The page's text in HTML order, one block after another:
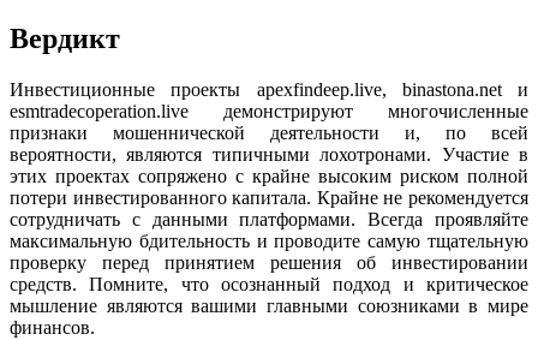
Вердикт
Инвестиционные проекты apexfindeep.live, binastona.net и
esmtradecoperation.live демонстрируют многочисленные
признаки мошеннической деятельности и, по всей
вероятности, являются типичными лохотронами. Участие в
этих проектах сопряжено с крайне высоким риском полной
потери инвестированного капитала. Крайне не рекомендуется
сотрудничать с данными платформами. Всегда проявляйте
максимальную бдительность и проводите самую тщательную
проверку перед принятием решения об инвестировании
средств. Помните, что осознанный подход и критическое
мышление являются вашими главными союзниками в мире
финансов.